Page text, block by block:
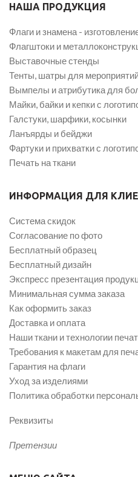
НАША ПРОДУКЦИЯ
Флаги и знамена -
Флагштоки и
Выставочные стенды
Тенты, шатры для
Вымпелы и атрибутика для
Майки, байки и кепки с
Галстуки, шарфики, косынки
Ланъярды и бейджи
Фартуки и прихватки с
Печать на ткани
ИНФОРМАЦИЯ ДЛЯ
Система скидок
Согласование по фото
Бесплатный образец
Бесплатный дизайн
Экспресс презентация
Минимальная сумма заказа
Как оформить заказ
Доставка и оплата
Наши ткани и технологии
Требования к макетам для
Гарантия на флаги
Уход за изделиями
Политика обработки
Реквизиты
Претензии